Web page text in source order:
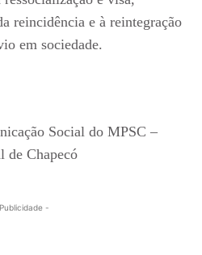
reincidência e à reintegração
em sociedade.
Social do MPSC –
de Chapecó
-